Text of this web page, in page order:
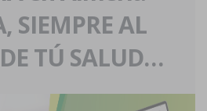
SIEMPRE AL
TÚ SALUD…